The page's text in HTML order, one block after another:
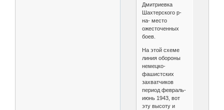
Дмитриевка
Шахтерского р-
на- место
ожесточенных
боев.
На этой схеме
линия обороны
немецко-
фашистских
захватчиков
период февраль-
июнь 1943, вот
эту высоту и